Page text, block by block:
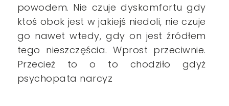
powodem. Nie czuje dyskomfortu gdy
ktoś obok jest w jakiejś niedoli, nie czuje
go nawet wtedy, gdy on jest źródłem
tego nieszczęścia. Wprost przeciwnie.
Przecież to o to chodziło gdyż
psychopata narcyz